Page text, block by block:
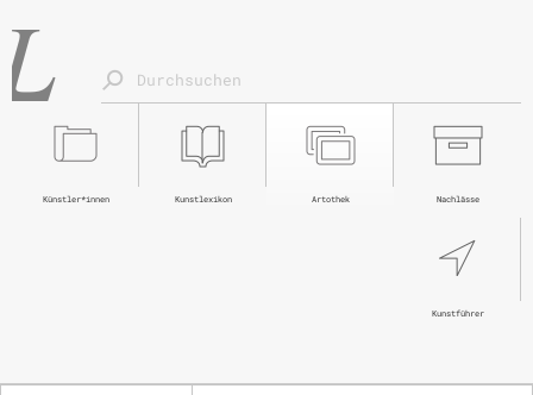
Nachlässe
Artothek
Kunstlexikon
Künstler*innen
Kunstführer